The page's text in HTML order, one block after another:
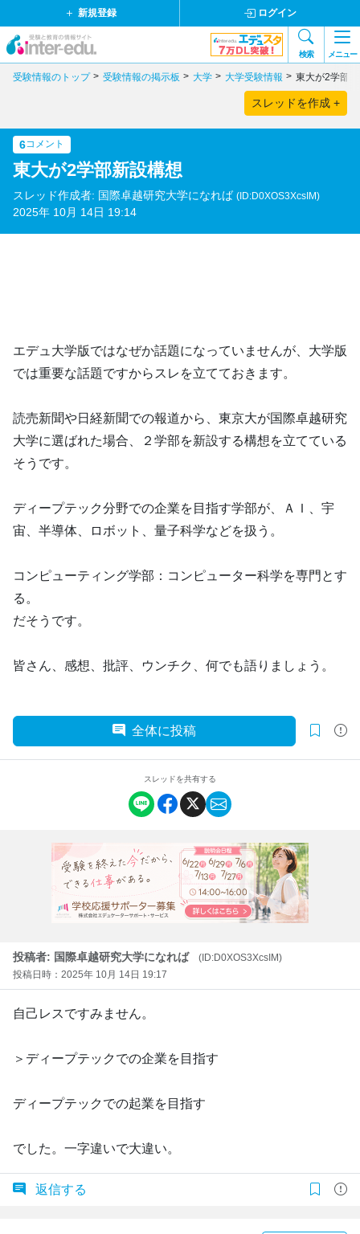
新規登録 ログイン
検索 メニュー
受験情報のトップ 受験情報の掲示板 大学 大学受験情報 東大が2学部
スレッドを作成 +
6コメント
東大が2学部新設構想
スレッド作成者: 国際卓越研究大学になれば (ID:D0XOS3XcsIM)
2025年 10月 14日 19:14
エデュ大学版ではなぜか話題になっていませんが、大学版
では重要な話題ですからスレを立てておきます。
読売新聞や日経新聞での報道から、東京大が国際卓越研究
大学に選ばれた場合、２学部を新設する構想を立てている
そうです。
ディープテック分野での企業を目指す学部が、ＡＩ、宇
宙、半導体、ロボット、量子科学などを扱う。
コンピューティング学部：コンピューター科学を専門とす
る。
だそうです。
皆さん、感想、批評、ウンチク、何でも語りましょう。
全体に投稿
スレッドを共有する
投稿者: 国際卓越研究大学になれば
(ID:D0XOS3XcsIM)
投稿日時：2025年 10月 14日 19:17
自己レスですみません。
＞ディープテックでの企業を目指す
ディープテックでの起業を目指す
でした。一字違いで大違い。
返信する